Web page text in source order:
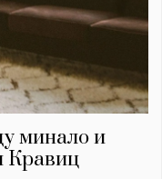
минало и
Кравиц